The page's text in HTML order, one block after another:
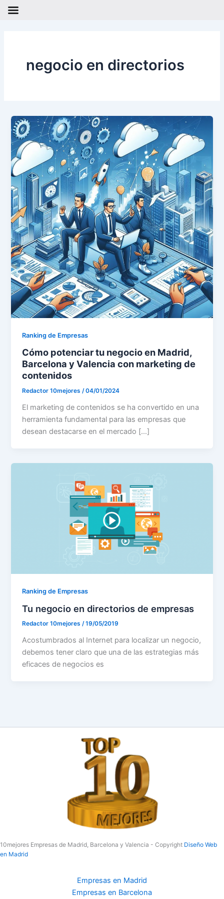
negocio en directorios
Ranking de Empresas
Cómo potenciar tu negocio en Madrid,
Barcelona y Valencia con marketing de
contenidos
Redactor 10mejores/04/01/2024
El marketing de contenidos se ha convertido en una
herramienta fundamental para las empresas que
desean destacarse en el mercado […]
Ranking de Empresas
Tu negocio en directorios de empresas
Redactor 10mejores/19/05/2019
Acostumbrados al Internet para localizar un negocio,
debemos tener claro que una de las estrategias más
eficaces de negocios es
10mejores Empresas de Madrid, Barcelona y Valencia - Copyright Diseño Web
en Madrid
Empresas en Madrid
Empresas en Barcelona